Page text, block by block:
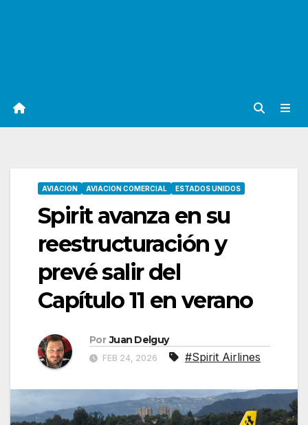
AVIACION AVIACION COMERCIAL ESTADOS UNIDOS
Spirit avanza en su
reestructuración y
prevé salir del
Capítulo 11 en verano
Por Juan Delguy
FEB 24, 2026 #Spirit Airlines